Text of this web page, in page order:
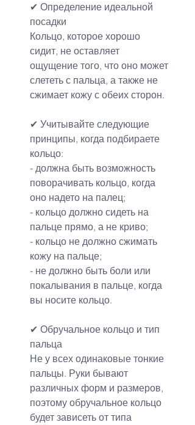
✔ Определение идеальной
посадки
Кольцо, которое хорошо
сидит, не оставляет
ощущение того, что оно может
слететь с пальца, а также не
сжимает кожу с обеих сторон.
✔ Учитывайте следующие
принципы, когда подбираете
кольцо:
- должна быть возможность
поворачивать кольцо, когда
оно надето на палец;
- кольцо должно сидеть на
пальце прямо, а не криво;
- кольцо не должно сжимать
кожу на пальце;
- не должно быть боли или
покалывания в пальце, когда
вы носите кольцо.
✔ Обручальное кольцо и тип
пальца
Не у всех одинаковые тонкие
пальцы. Руки бывают
различных форм и размеров,
поэтому обручальное кольцо
будет зависеть от типа